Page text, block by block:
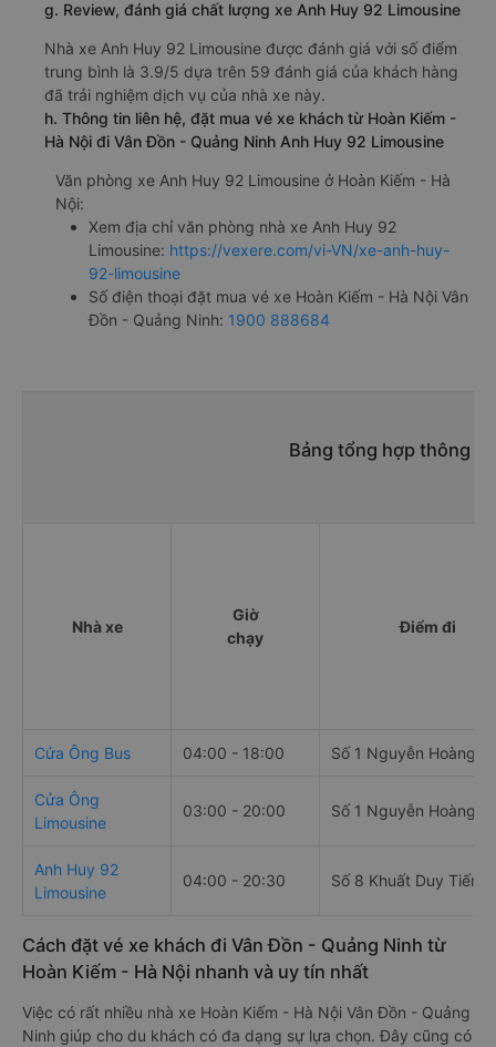
g. Review, đánh giá chất lượng xe Anh Huy 92 Limousine
Nhà xe Anh Huy 92 Limousine được đánh giá với số điểm
trung bình là 3.9/5 dựa trên 59 đánh giá của khách hàng
đã trải nghiệm dịch vụ của nhà xe này.
h. Thông tin liên hệ, đặt mua vé xe khách từ Hoàn Kiếm -
Hà Nội đi Vân Đồn - Quảng Ninh Anh Huy 92 Limousine
Văn phòng xe Anh Huy 92 Limousine ở Hoàn Kiếm - Hà
Nội:
Xem địa chỉ văn phòng nhà xe Anh Huy 92
Limousine: https://vexere.com/vi-VN/xe-anh-huy-
92-limousine
Số điện thoại đặt mua vé xe Hoàn Kiếm - Hà Nội Vân
Đồn - Quảng Ninh: 1900 888684
Bảng tổng hợp thông
Nhà xe
Giờ
chạy
Điểm đi
Cửa Ông Bus 04:00 - 18:00 Số 1 Nguyễn Hoàng
Cửa Ông
Limousine
03:00 - 20:00 Số 1 Nguyễn Hoàng
Anh Huy 92
Limousine
04:00 - 20:30 Số 8 Khuất Duy Tiến
Cách đặt vé xe khách đi Vân Đồn - Quảng Ninh từ
Hoàn Kiếm - Hà Nội nhanh và uy tín nhất
Việc có rất nhiều nhà xe Hoàn Kiếm - Hà Nội Vân Đồn - Quảng
Ninh giúp cho du khách có đa dạng sự lựa chọn. Đây cũng có